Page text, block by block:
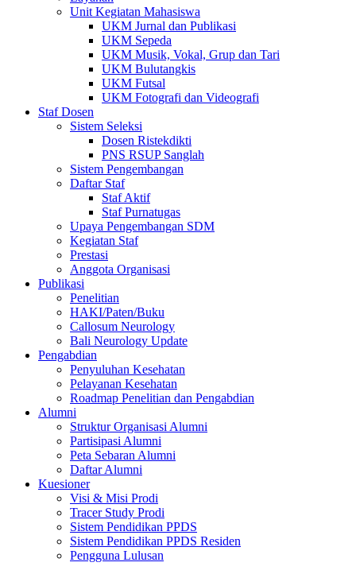
Unit Kegiatan Mahasiswa
UKM Jurnal dan Publikasi
UKM Sepeda
UKM Musik, Vokal, Grup dan Tari
UKM Bulutangkis
UKM Futsal
UKM Fotografi dan Videografi
Staf Dosen
Sistem Seleksi
Dosen Ristekdikti
PNS RSUP Sanglah
Sistem Pengembangan
Daftar Staf
Staf Aktif
Staf Purnatugas
Upaya Pengembangan SDM
Kegiatan Staf
Prestasi
Anggota Organisasi
Publikasi
Penelitian
HAKI/Paten/Buku
Callosum Neurology
Bali Neurology Update
Pengabdian
Penyuluhan Kesehatan
Pelayanan Kesehatan
Roadmap Penelitian dan Pengabdian
Alumni
Struktur Organisasi Alumni
Partisipasi Alumni
Peta Sebaran Alumni
Daftar Alumni
Kuesioner
Visi & Misi Prodi
Tracer Study Prodi
Sistem Pendidikan PPDS
Sistem Pendidikan PPDS Residen
Pengguna Lulusan